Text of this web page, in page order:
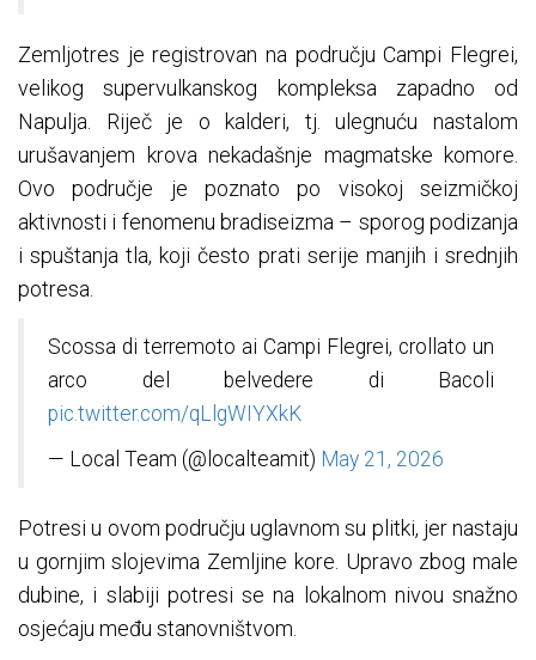
Zemljotres je registrovan na području Campi Flegrei,
velikog supervulkanskog kompleksa zapadno od
Napulja. Riječ je o kalderi, tj. ulegnuću nastalom
urušavanjem krova nekadašnje magmatske komore.
Ovo područje je poznato po visokoj seizmičkoj
aktivnosti i fenomenu bradiseizma – sporog podizanja
i spuštanja tla, koji često prati serije manjih i srednjih
potresa.
Scossa di terremoto ai Campi Flegrei, crollato un
arco del belvedere di Bacoli
pic.twitter.com/qLlgWIYXkK
— Local Team (@localteamit) May 21, 2026
Potresi u ovom području uglavnom su plitki, jer nastaju
u gornjim slojevima Zemljine kore. Upravo zbog male
dubine, i slabiji potresi se na lokalnom nivou snažno
osjećaju među stanovništvom.